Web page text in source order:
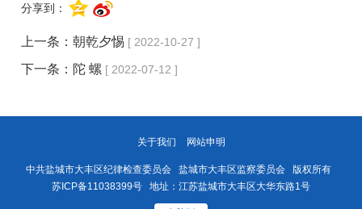
分享到：
上一条：朝乾夕惕 [ 2022-10-27 ]
下一条： 陀 螺 [ 2022-07-12 ]
关于我们 网站申明
中共盐城市大丰区纪律检查委员会 盐城市大丰区监察委员会 版权所有
苏ICP备11038399号 地址：江苏盐城市大丰区大华东路1号